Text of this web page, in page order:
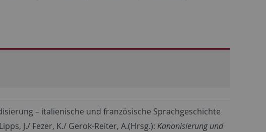
– italienische und französische Sprachgeschichte
J./ Fezer, K./ Gerok-Reiter, A.(Hrsg.): Kanonisierung und